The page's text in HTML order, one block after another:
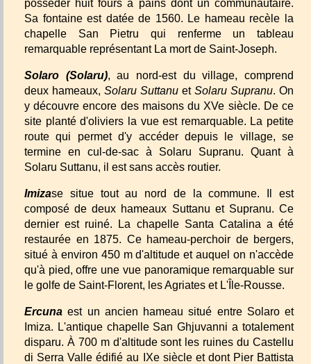
posséder huit fours à pains dont un communautaire.
Sa fontaine est datée de 1560. Le hameau recèle la
chapelle San Pietru qui renferme un tableau
remarquable représentant La mort de Saint-Joseph.
Solaro (Solaru), au nord-est du village, comprend
deux hameaux, Solaru Suttanu et Solaru Supranu. On
y découvre encore des maisons du XVe siècle. De ce
site planté d'oliviers la vue est remarquable. La petite
route qui permet d'y accéder depuis le village, se
termine en cul-de-sac à Solaru Supranu. Quant à
Solaru Suttanu, il est sans accès routier.
Imizase situe tout au nord de la commune. Il est
composé de deux hameaux Suttanu et Supranu. Ce
dernier est ruiné. La chapelle Santa Catalina a été
restaurée en 1875. Ce hameau-perchoir de bergers,
situé à environ 450 m d'altitude et auquel on n'accède
qu'à pied, offre une vue panoramique remarquable sur
le golfe de Saint-Florent, les Agriates et L'Île-Rousse.
Ercuna est un ancien hameau situé entre Solaro et
Imiza. L'antique chapelle San Ghjuvanni a totalement
disparu. À 700 m d'altitude sont les ruines du Castellu
di Serra Valle édifié au IXe siècle et dont Pier Battista